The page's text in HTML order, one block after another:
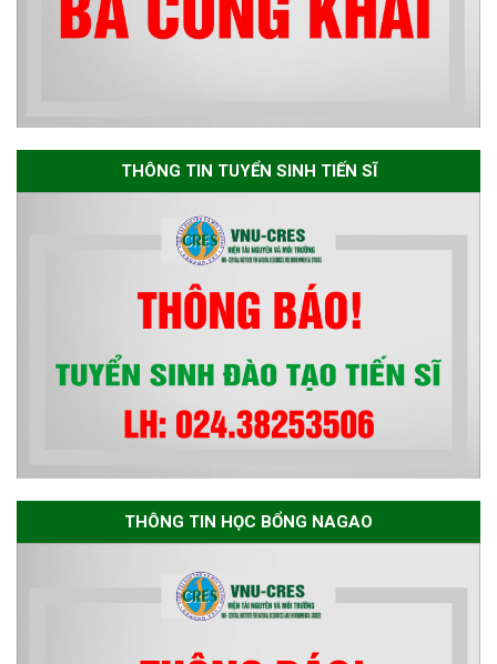
sơ chuyên môn cho các thí sinh
dự tuyển nghiên cứu sinh đợt 1
Thông báo danh sách thí sinh
đủ điều kiện dự tuyển Chương
trình đào tạo tiến sĩ chuyên
ngành Môi trường và phát triển
THÔNG TIN TUYỂN SINH TIẾN SĨ
THÔNG TIN HỌC BỔNG NAGAO